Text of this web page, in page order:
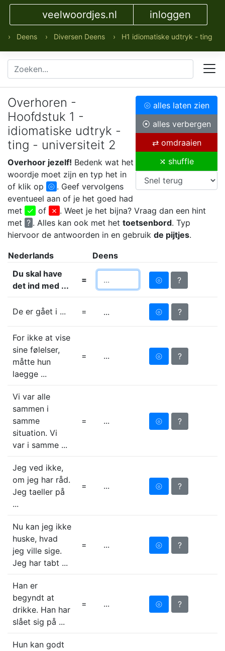
veelwoordjes.nl inloggen
› Deens › Diversen Deens › H1 idiomatiske udtryk - ting
⦾ alles laten zien
⦿ alles verbergen
⇄ omdraaien
⤨ shuffle
Overhoren -
Hoofdstuk 1 -
idiomatiske udtryk -
ting - universiteit 2
Overhoor jezelf! Bedenk wat het
woordje moet zijn en typ het in
of klik op ⦾ . Geef vervolgens
eventueel aan of je het goed had
met ✓ of ✗ . Weet je het bijna? Vraag dan een hint
met ? . Alles kan ook met het toetsenbord. Typ
hiervoor de antwoorden in en gebruik de pijtjes.
Nederlands
Deens
Du skal have
det ind med ...
= ⦾ ?
De er gået i ... = ... ⦾ ?
For ikke at vise
sine følelser,
måtte hun
laegge ...
= ... ⦾ ?
Vi var alle
sammen i
samme
situation. Vi
var i samme ...
= ... ⦾ ?
Jeg ved ikke,
om jeg har råd.
Jeg taeller på
...
= ... ⦾ ?
Nu kan jeg ikke
huske, hvad
jeg ville sige.
Jeg har tabt ...
= ... ⦾ ?
Han er
begyndt at
drikke. Han har
slået sig på ...
= ... ⦾ ?
Hun kan godt